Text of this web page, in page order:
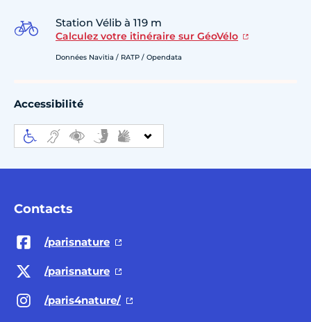
Station Vélib à 119 m
Calculez votre itinéraire sur GéoVélo
Données Navitia / RATP / Opendata
Accessibilité
Contacts
/parisnature
/parisnature
/paris4nature/